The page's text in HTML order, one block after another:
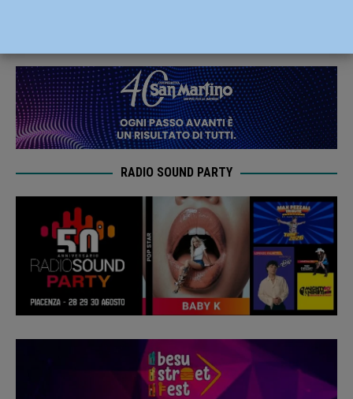
RADIO SOUND PARTY